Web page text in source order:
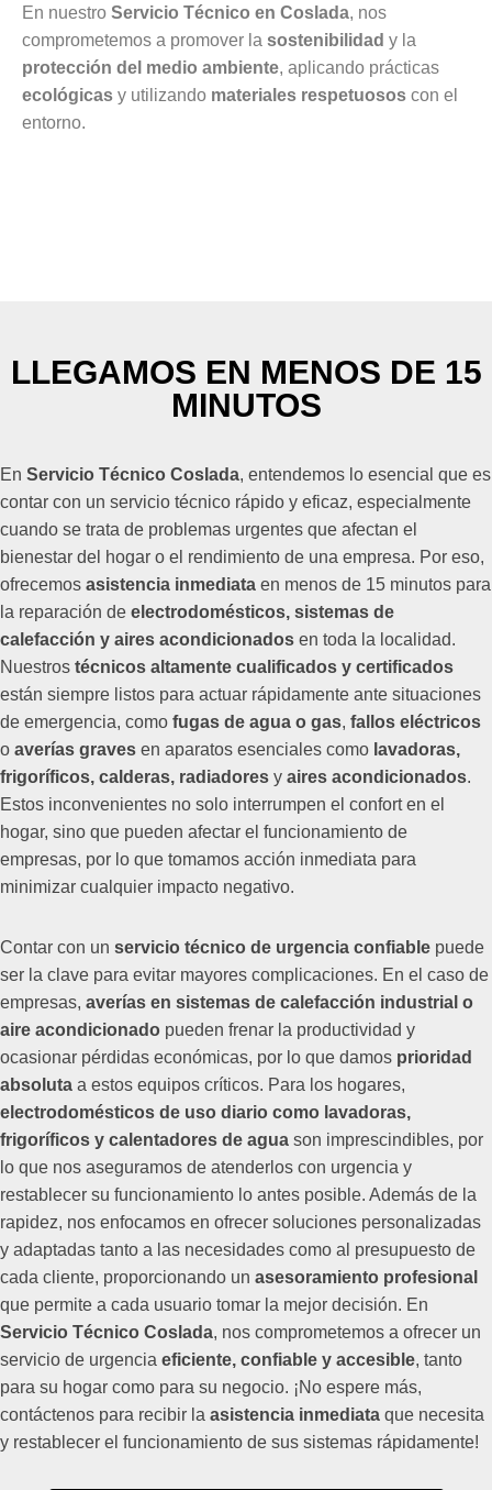
En nuestro Servicio Técnico en Coslada, nos
comprometemos a promover la sostenibilidad y la
protección del medio ambiente, aplicando prácticas
ecológicas y utilizando materiales respetuosos con el
entorno.
LLEGAMOS EN MENOS DE 15
MINUTOS
En Servicio Técnico Coslada, entendemos lo esencial que es
contar con un servicio técnico rápido y eficaz, especialmente
cuando se trata de problemas urgentes que afectan el
bienestar del hogar o el rendimiento de una empresa. Por eso,
ofrecemos asistencia inmediata en menos de 15 minutos para
la reparación de electrodomésticos, sistemas de
calefacción y aires acondicionados en toda la localidad.
Nuestros técnicos altamente cualificados y certificados
están siempre listos para actuar rápidamente ante situaciones
de emergencia, como fugas de agua o gas, fallos eléctricos
o averías graves en aparatos esenciales como lavadoras,
frigoríficos, calderas, radiadores y aires acondicionados.
Estos inconvenientes no solo interrumpen el confort en el
hogar, sino que pueden afectar el funcionamiento de
empresas, por lo que tomamos acción inmediata para
minimizar cualquier impacto negativo.
Contar con un servicio técnico de urgencia confiable puede
ser la clave para evitar mayores complicaciones. En el caso de
empresas, averías en sistemas de calefacción industrial o
aire acondicionado pueden frenar la productividad y
ocasionar pérdidas económicas, por lo que damos prioridad
absoluta a estos equipos críticos. Para los hogares,
electrodomésticos de uso diario como lavadoras,
frigoríficos y calentadores de agua son imprescindibles, por
lo que nos aseguramos de atenderlos con urgencia y
restablecer su funcionamiento lo antes posible. Además de la
rapidez, nos enfocamos en ofrecer soluciones personalizadas
y adaptadas tanto a las necesidades como al presupuesto de
cada cliente, proporcionando un asesoramiento profesional
que permite a cada usuario tomar la mejor decisión. En
Servicio Técnico Coslada, nos comprometemos a ofrecer un
servicio de urgencia eficiente, confiable y accesible, tanto
para su hogar como para su negocio. ¡No espere más,
contáctenos para recibir la asistencia inmediata que necesita
y restablecer el funcionamiento de sus sistemas rápidamente!